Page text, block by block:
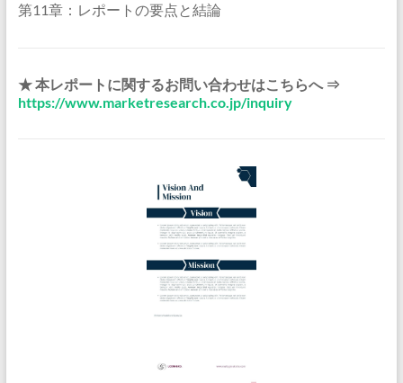
第11章：レポートの要点と結論
★ 本レポートに関するお問い合わせはこちらへ ⇒
https://www.marketresearch.co.jp/inquiry